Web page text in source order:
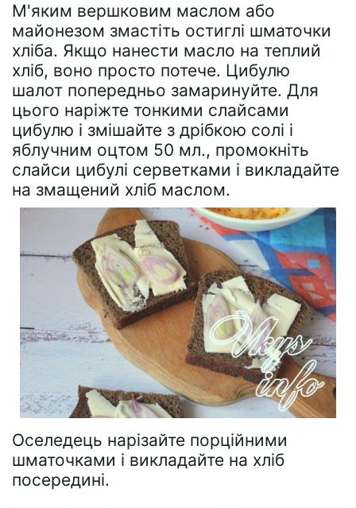
М'яким вершковим маслом або
майонезом змастіть остиглі шматочки
хліба. Якщо нанести масло на теплий
хліб, воно просто потече. Цибулю
шалот попередньо замаринуйте. Для
цього наріжте тонкими слайсами
цибулю і змішайте з дрібкою солі і
яблучним оцтом 50 мл., промокніть
слайси цибулі серветками і викладайте
на змащений хліб маслом.
Оселедець нарізайте порційними
шматочками і викладайте на хліб
посередині.